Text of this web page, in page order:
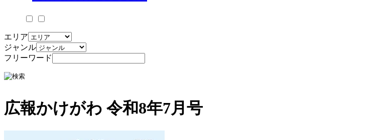
エリア
ジャンル
フリーワード
広報かけがわ 令和8年7月号